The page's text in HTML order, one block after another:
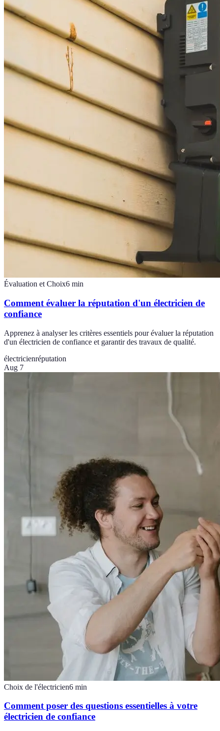
Évaluation et Choix6 min
Comment évaluer la réputation d'un électricien de
confiance
Apprenez à analyser les critères essentiels pour évaluer la réputation
d'un électricien de confiance et garantir des travaux de qualité.
électricienréputation
Aug 7
Choix de l'électricien6 min
Comment poser des questions essentielles à votre
électricien de confiance